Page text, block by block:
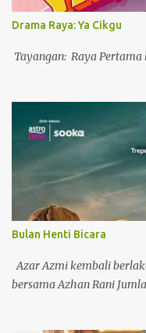
Drama Raya: Ya Cikgu
Tayangan: Raya Pertama
Bulan Henti Bicara
Azar Azmi kembali
bersama Azhan Rani